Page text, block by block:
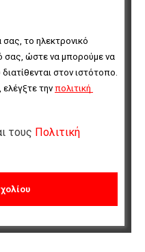
το ηλεκτρονικό
σας, ώστε να μπορούμε να
στον ιστότοπο.
την πολιτική
τους Πολιτική